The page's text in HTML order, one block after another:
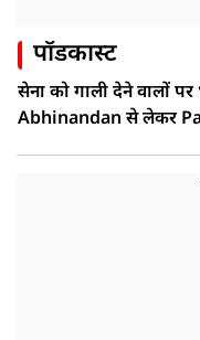
पॉडकास्ट
सेना को गाली देने वालों
Abhinandan से लेकर